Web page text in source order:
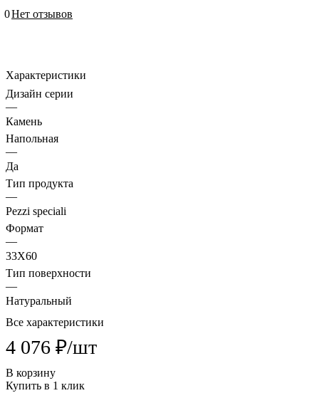
0Нет отзывов
Характеристики
Дизайн серии
—
Камень
Напольная
—
Да
Тип продукта
—
Pezzi speciali
Формат
—
33X60
Тип поверхности
—
Натуральный
Все характеристики
4 076 ₽/шт
В корзину
Купить в 1 клик